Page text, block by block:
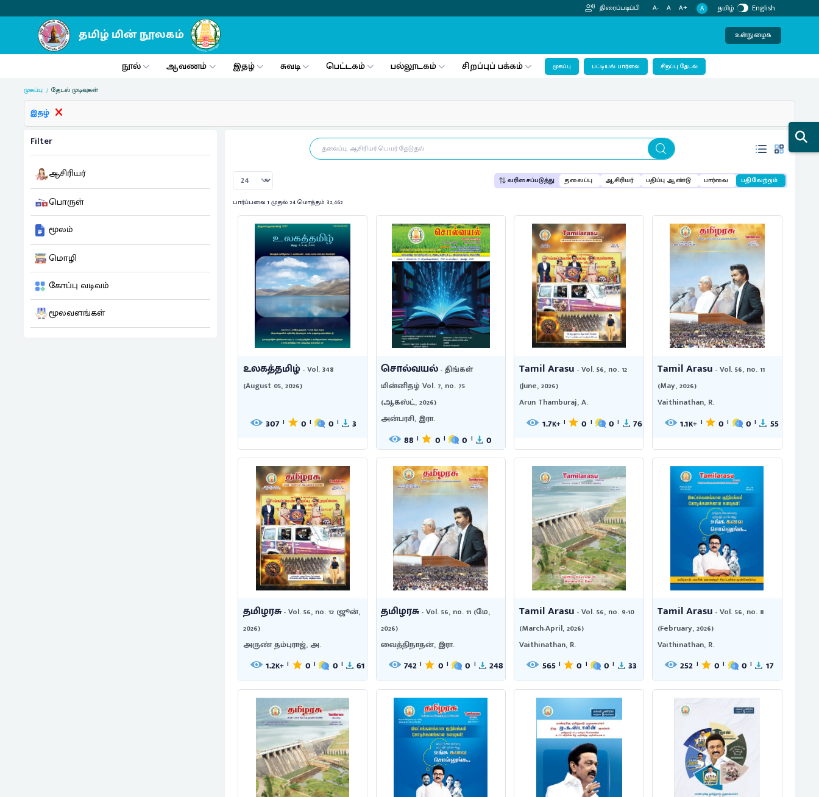
திரைப்படிப்பி A- A A+ A தமிழ் English
உள்நுழைக
நூல் ஆவணம் இதழ் சுவடி பெட்டகம் பல்லூடகம் சிறப்புப் பக்கம் முகப்பு பட்டியல் பார்வை சிறப்பு தேடல்
முகப்பு தேடல் முடிவுகள்
இதழ்
Filter
ஆசிரியர்
பொருள்
மூலம்
மொழி
கோப்பு வடிவம்
மூலவளங்கள்
வரிசைப்படுத்து தலைப்பு ஆசிரியர் பதிப்பு ஆண்டு பார்வை பதிவேற்றம்
பார்ப்பவை 1 முதல் 24 மொத்தம் 32,462
உலகத்தமிழ்- Vol. 348
(August 05, 2026)
307 | 0 | 0 | 3
சொல்வயல்- திங்கள்
மின்னிதழ் Vol. 7, no. 75
(ஆகஸ்ட், 2026)
அன்பரசி, இரா.
88 | 0 | 0 | 0
Tamil Arasu - Vol. 56, no. 12
(June, 2026)
Arun Thamburaj, A.
1.7K+ | 0 | 0 | 76
Tamil Arasu - Vol. 56, no. 11
(May, 2026)
Vaithinathan, R.
1.1K+ | 0 | 0 | 55
தமிழரசு- Vol. 56, no. 12 (ஜூன்,
2026)
அருண் தம்புராஜ், அ.
1.2K+ | 0 | 0 | 61
தமிழரசு- Vol. 56, no. 11 (மே,
2026)
வைத்திநாதன், இரா.
742 | 0 | 0 | 248
Tamil Arasu - Vol. 56, no. 9-10
(March-April, 2026)
Vaithinathan, R.
565 | 0 | 0 | 33
Tamil Arasu - Vol. 56, no. 8
(February, 2026)
Vaithinathan, R.
252 | 0 | 0 | 17